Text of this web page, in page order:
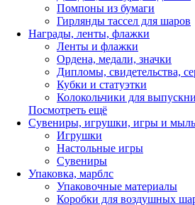
Помпоны из бумаги
Гирлянды тассел для шаров
Награды, ленты, флажки
Ленты и флажки
Ордена, медали, значки
Дипломы, свидетельства,
Кубки и статуэтки
Колокольчики для
Посмотреть ещё
Сувениры, игрушки, игры и
Игрушки
Настольные игры
Сувениры
Упаковка, марблс
Упаковочные материалы
Коробки для воздушных